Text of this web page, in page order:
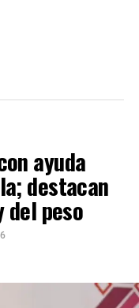
ayuda
destacan
del peso